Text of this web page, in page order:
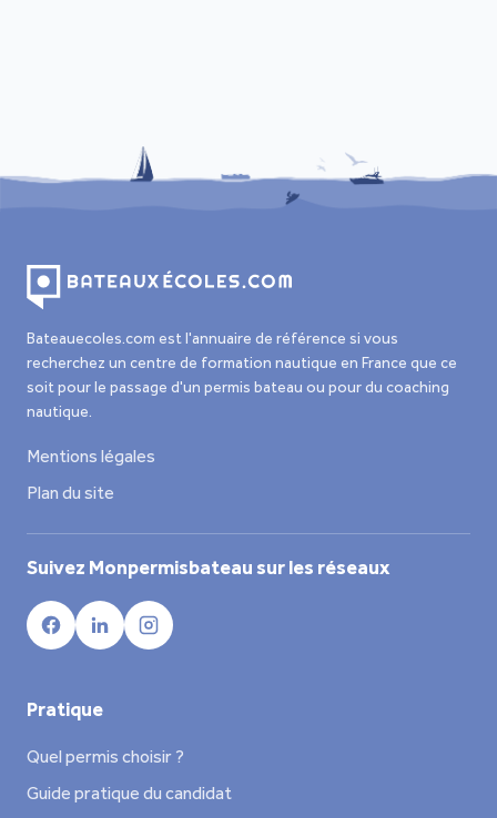
Bateauecoles.com est l'annuaire de référence si vous
recherchez un centre de formation nautique en France que ce
soit pour le passage d'un permis bateau ou pour du coaching
nautique.
Mentions légales
Plan du site
Suivez Monpermisbateau sur les réseaux
Pratique
Quel permis choisir ?
Guide pratique du candidat